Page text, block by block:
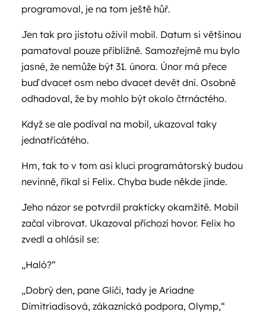
programoval, je na tom ještě hůř.
Jen tak pro jistotu oživil mobil. Datum si většinou
pamatoval pouze přibližně. Samozřejmě mu bylo
jasné, že nemůže být 31. února. Únor má přece
buď dvacet osm nebo dvacet devět dní. Osobně
odhadoval, že by mohlo být okolo čtrnáctého.
Když se ale podíval na mobil, ukazoval taky
jednatřicátého.
Hm, tak to v tom asi kluci programátorský budou
nevinně, říkal si Felix. Chyba bude někde jinde.
Jeho názor se potvrdil prakticky okamžitě. Mobil
začal vibrovat. Ukazoval příchozí hovor. Felix ho
zvedl a ohlásil se:
„Haló?“
„Dobrý den, pane Gliči, tady je Ariadne
Dimitriadisová, zákaznická podpora, Olymp,“